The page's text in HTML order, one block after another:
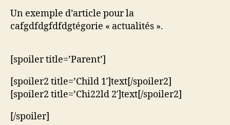
Un exemple d’article pour la
cafgdfdgfdfdgtégorie « actualités ».
[spoiler title=’Parent’]
[spoiler2 title=’Child 1′]text[/spoiler2]
[spoiler2 title=’Chi22ld 2′]text[/spoiler2]
[/spoiler]